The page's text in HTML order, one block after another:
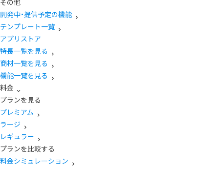
その他
開発中・提供予定の機能
テンプレート一覧
アプリストア
特長一覧を見る
商材一覧を見る
機能一覧を見る
料金
プランを見る
プレミアム
ラージ
レギュラー
プランを比較する
料金シミュレーション